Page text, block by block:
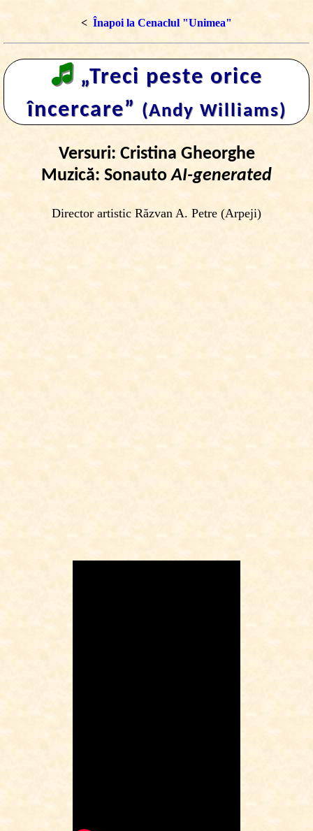
< Înapoi la Cenaclul "Unimea"
🎜 „Treci peste orice
încercare” (Andy Williams)
Versuri: Cristina Gheorghe
Muzică: Sonauto AI-generated
Director artistic Răzvan A. Petre (Arpeji)